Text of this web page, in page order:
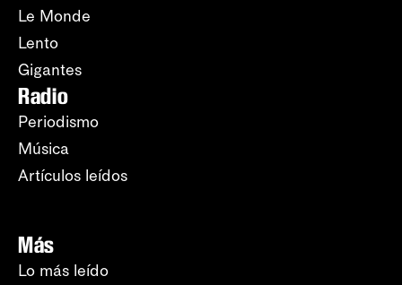
Le Monde
Lento
Gigantes
Radio
Periodismo
Música
Artículos leídos
Más
Lo más leído